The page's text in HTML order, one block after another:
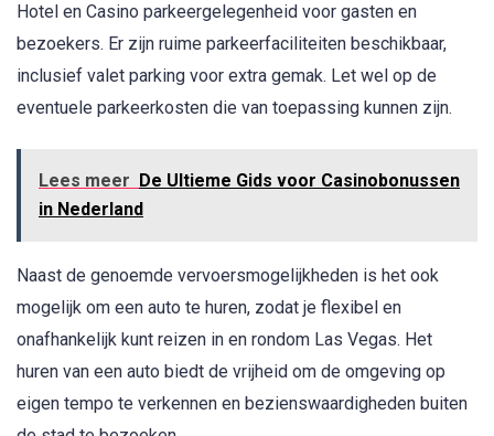
Hotel en Casino parkeergelegenheid voor gasten en
bezoekers. Er zijn ruime parkeerfaciliteiten beschikbaar,
inclusief valet parking voor extra gemak. Let wel op de
eventuele parkeerkosten die van toepassing kunnen zijn.
Lees meer
De Ultieme Gids voor Casinobonussen
in Nederland
Naast de genoemde vervoersmogelijkheden is het ook
mogelijk om een auto te huren, zodat je flexibel en
onafhankelijk kunt reizen in en rondom Las Vegas. Het
huren van een auto biedt de vrijheid om de omgeving op
eigen tempo te verkennen en bezienswaardigheden buiten